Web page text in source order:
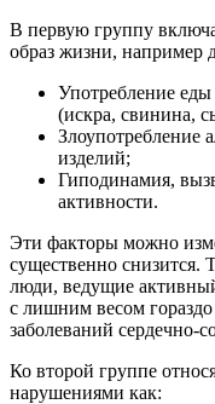
В первую группу
образ жизни, например
Употребление
(искра, свинина,
Злоупотребление
изделий;
Гиподинамия,
активности.
Эти факторы можно
существенно снизится.
люди, ведущие
с лишним весом
заболеваний сердечно-
Ко второй группе
нарушениями как: